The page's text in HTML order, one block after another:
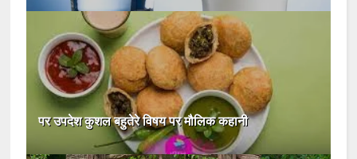
पर उपदेश कुशल बहुतेरे विषय पर मौलिक कहानी